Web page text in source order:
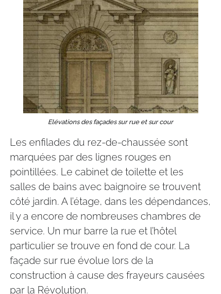
Elévations des façades sur rue et sur cour
Les enfilades du rez-de-chaussée sont
marquées par des lignes rouges en
pointillées. Le cabinet de toilette et les
salles de bains avec baignoire se trouvent
côté jardin. A l’étage, dans les dépendances,
il y a encore de nombreuses chambres de
service. Un mur barre la rue et l’hôtel
particulier se trouve en fond de cour. ​​La
façade sur rue évolue lors de la
construction à cause des frayeurs causées
par la Révolution.​